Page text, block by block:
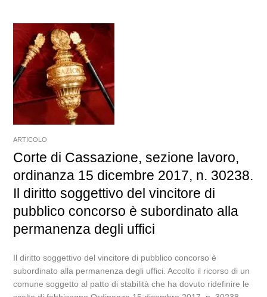
ARTICOLO
Corte di Cassazione, sezione lavoro,
ordinanza 15 dicembre 2017, n. 30238.
Il diritto soggettivo del vincitore di
pubblico concorso è subordinato alla
permanenza degli uffici
Il diritto soggettivo del vincitore di pubblico concorso è
subordinato alla permanenza degli uffici. Accolto il ricorso di un
comune soggetto al patto di stabilità che ha dovuto ridefinire le